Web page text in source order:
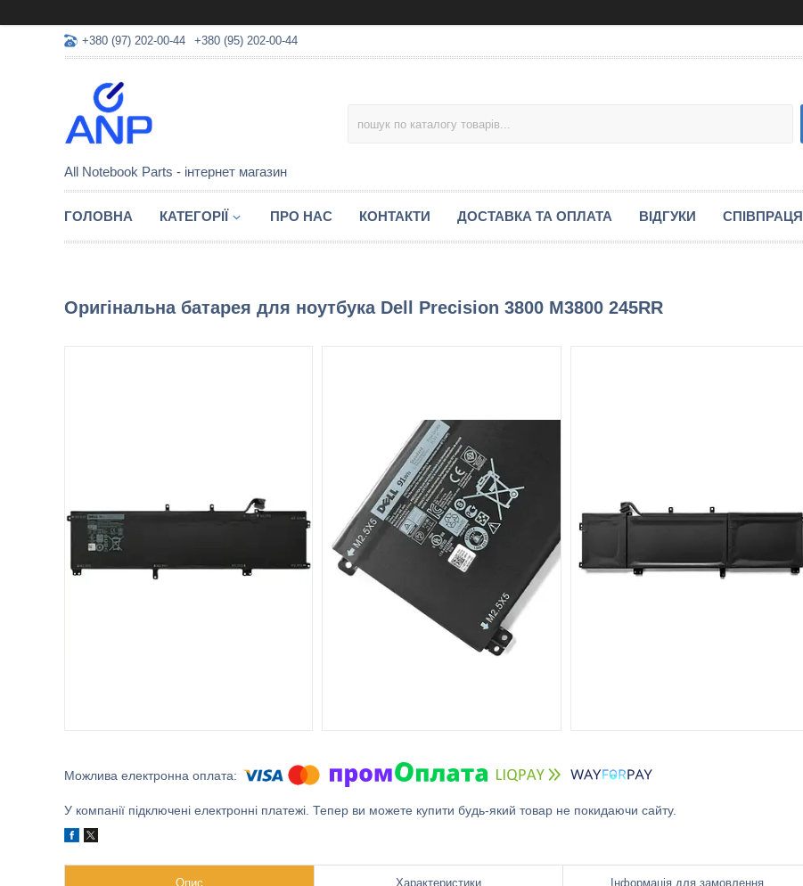
+380 (97) 202-00-44 +380 (95) 202-00-44
All Notebook Parts - інтернет магазин
ГОЛОВНА КАТЕГОРІЇ ПРО НАС КОНТАКТИ ДОСТАВКА ТА ОПЛАТА ВІДГУКИ СПІВПРАЦЯ
Оригінальна батарея для ноутбука Dell Precision 3800 M3800 245RR
У компанії підключені електронні платежі. Тепер ви можете купити будь-який товар не покидаючи сайту.
Опис Характеристики Інформація для замовлення